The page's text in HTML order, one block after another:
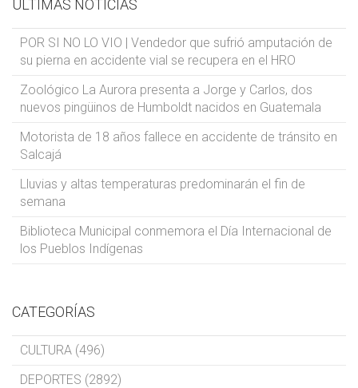
ÚLTIMAS NOTICIAS
POR SI NO LO VIO | Vendedor que sufrió amputación de
su pierna en accidente vial se recupera en el HRO
Zoológico La Aurora presenta a Jorge y Carlos, dos
nuevos pingüinos de Humboldt nacidos en Guatemala
Motorista de 18 años fallece en accidente de tránsito en
Salcajá
Lluvias y altas temperaturas predominarán el fin de
semana
Biblioteca Municipal conmemora el Día Internacional de
los Pueblos Indígenas
CATEGORÍAS
CULTURA (496)
DEPORTES (2892)